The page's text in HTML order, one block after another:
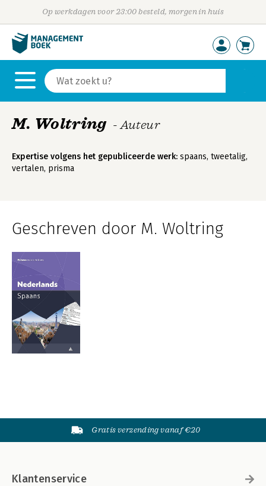
Op werkdagen voor 23:00 besteld, morgen in huis
M. Woltring - Auteur
Expertise volgens het gepubliceerde werk: spaans, tweetalig,
vertalen, prisma
Geschreven door M. Woltring
Gratis verzending vanaf €20
Klantenservice